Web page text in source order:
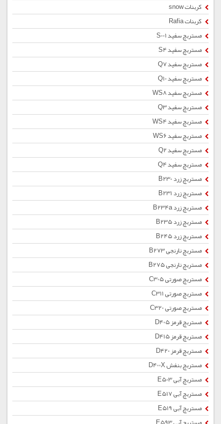
کربنات snow
کربنات Rafia
مستربچ سفید S001
مستربچ سفید S4
مستربچ سفید Q7
مستربچ سفید Q10
مستربچ سفید WS8
مستربچ سفید Q3
مستربچ سفید WS4
مستربچ سفید WS6
مستربچ سفید Q2
مستربچ سفید Q4
مستربچ زرد B230
مستربچ زرد B231
مستربچ زرد B234a
مستربچ زرد B235
مستربچ زرد B245
مستربچ نارنجی B273
مستربچ نارنجی B275
مستربچ صورتی C305
مستربچ صورتی C311
مستربچ صورتی C320
مستربچ قرمز D405
مستربچ قرمز D415
مستربچ قرمز D420
مستربچ بنفش D400X
مستربچ آبی E503
مستربچ آبی E517
مستربچ آبی E519